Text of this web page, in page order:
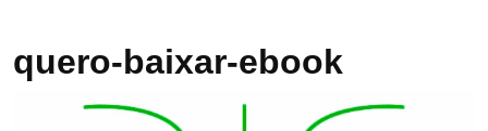
quero-baixar-ebook